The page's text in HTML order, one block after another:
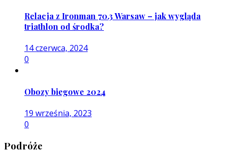
Relacja z Ironman 70.3 Warsaw – jak wygląda
triathlon od środka?
14 czerwca, 2024
0
Obozy biegowe 2024
19 września, 2023
0
Podróże